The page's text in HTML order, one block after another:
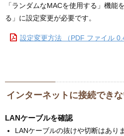
「ランダムなMACを使用する」機能
る」に設定変更が必要です。
設定変更方法 （PDF ファイル
インターネットに接続できな
LANケーブルを確認
LANケーブルの抜けや切断はあり